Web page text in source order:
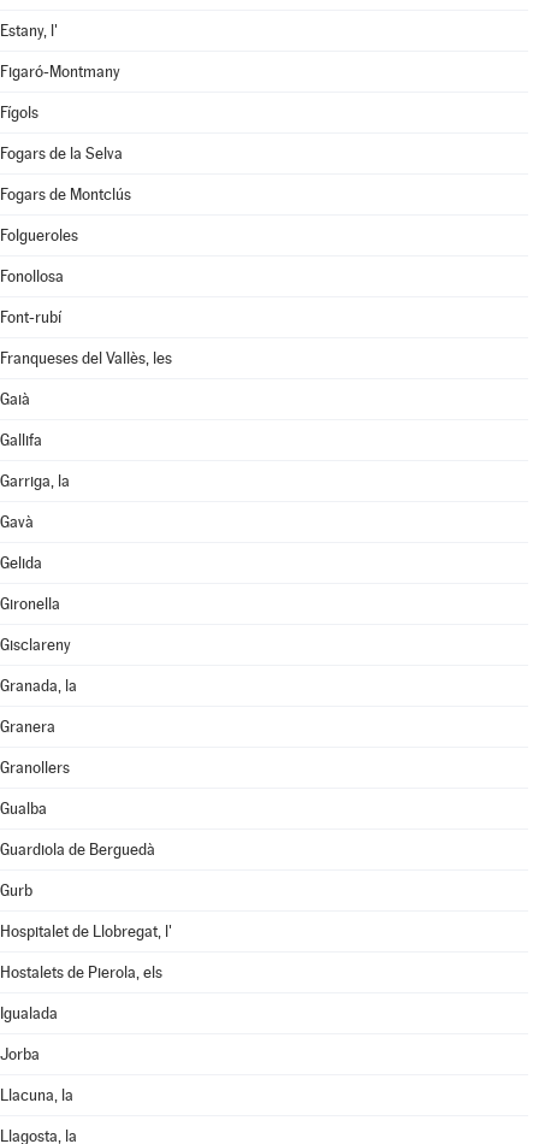
Estany, l'
Figaró-Montmany
Fígols
Fogars de la Selva
Fogars de Montclús
Folgueroles
Fonollosa
Font-rubí
Franqueses del Vallès, les
Gaià
Gallifa
Garriga, la
Gavà
Gelida
Gironella
Gisclareny
Granada, la
Granera
Granollers
Gualba
Guardiola de Berguedà
Gurb
Hospitalet de Llobregat, l'
Hostalets de Pierola, els
Igualada
Jorba
Llacuna, la
Llagosta, la